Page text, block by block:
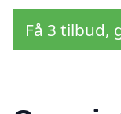
Få 3 tilbud,